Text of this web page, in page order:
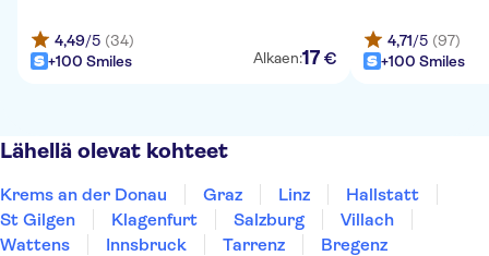
4,49/5 (34)
+100 Smiles
Alkaen:17 €
4,71/5 (97)
+100 Smiles
Lähellä olevat kohteet
Krems an der Donau Graz Linz
Hallstatt
St Gilgen
Klagenfurt Salzburg
Villach
Wattens
Innsbruck Tarrenz Bregenz